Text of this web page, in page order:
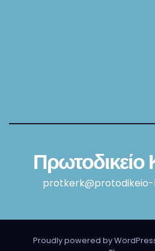
Πρωτοδικείο
Proudly powered by